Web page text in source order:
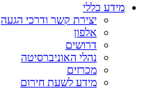
מידע כללי
יצירת קשר ודרכי הגעה
אלפון
דרושים
נהלי האוניברסיטה
מכרזים
מידע לשעת חירום